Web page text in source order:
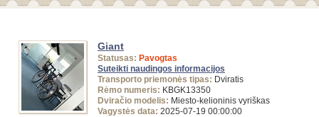
Giant
Statusas: Pavogtas
Suteikti naudingos informacijos
Transporto priemonės tipas: Dviratis
Rėmo numeris: KBGK13350
Dviračio modelis: Miesto-kelioninis vyriškas
Vagystės data: 2025-07-19 00:00:00